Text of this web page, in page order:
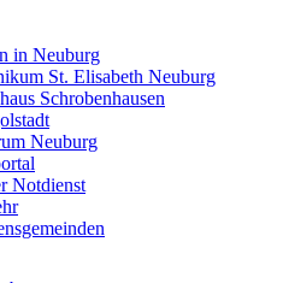
in Neuburg
St. Elisabeth Neuburg
Schrobenhausen
Neuburg
Notdienst